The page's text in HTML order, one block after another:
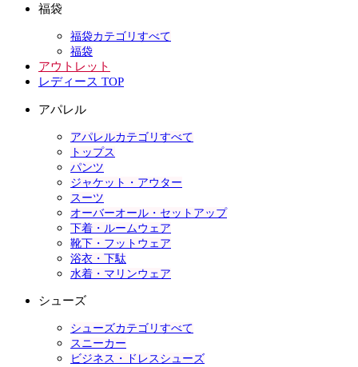
福袋
福袋カテゴリすべて
福袋
アウトレット
レディース TOP
アパレル
アパレルカテゴリすべて
トップス
パンツ
ジャケット・アウター
スーツ
オーバーオール・セットアップ
下着・ルームウェア
靴下・フットウェア
浴衣・下駄
水着・マリンウェア
シューズ
シューズカテゴリすべて
スニーカー
ビジネス・ドレスシューズ